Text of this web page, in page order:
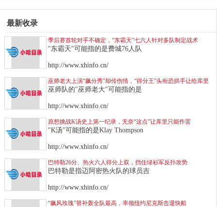
最新收录
季后赛首轮对手不确定，“东霸天”七六人针对多队制定战术
"东霸天"可能指的是费城76人队
http://www.xhinfo.cn/
巫师老大上演“飙分秀”却传伤情，“得分王”头衔恐拱手让给库里
巫师队的"巫师老大"可能指的是
http://www.xhinfo.cn/
原想挑战K汤史上第一纪录，无奈“这点”让库里只能作罢
"K汤"可能指的是Klay Thompson
http://www.xhinfo.cn/
巴特勒26分、热火六人得分上双，挡住绿衫军反扑攻势
巴特勒是指迈阿密热火队的球员吉
http://www.xhinfo.cn/
“飙风玫瑰”替补轰全队最高，率领纽约尼克斯击退快船